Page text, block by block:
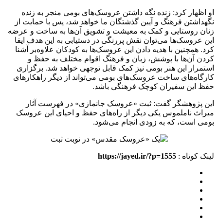
او اظهار کرد: زنده نگه داشتن عروسک‌های بومی منجر به زنده
نگهداشتن فرهنگ و آیین گذشتگان ما خواهد شد، پس با حمایت از
زنان روستایی و کمک به معیشت و تشویق آن‌ها به ساخت و عرضه
این عروسک‌ها می‌توان نقش پررنگی در دستیابی به این هدف ایفا
کرد. همچنین با هدیه دادن این عروسک‌ها به کودکان علاوه‌بر آشنا
کردن آن‌ها با پوشش، زبان و فرهنگ اقوام مختلف به حفظ و
استمرار این هنر بومی نیز کمک قابل توجهی خواهد شد. برگزاری
کارگاه‌های ساخت عروسک‌های بومی می‌تواند از دیگر راهکارهای
حفظ این سفیران کوچک فرهنگی باشد.
این پژوهشگر گفت: ثبت «عروسک جانمازی» در فهرست آثار
میراث ناملموس یکی دیگر از راه‌های حفظ و احیای این عروسک
بومی است، که به زودی انجام می‌شود.
لینک کوتاه : https://jayed.ir/?p=1555